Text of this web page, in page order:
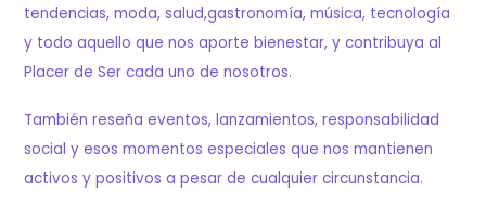
tendencias, moda, salud,gastronomía, música, tecnología
y todo aquello que nos aporte bienestar, y contribuya al
Placer de Ser cada uno de nosotros.
También reseña eventos, lanzamientos, responsabilidad
social y esos momentos especiales que nos mantienen
activos y positivos a pesar de cualquier circunstancia.